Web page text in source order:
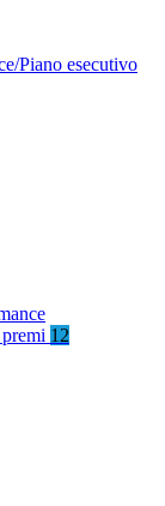
Piano esecutivo
12